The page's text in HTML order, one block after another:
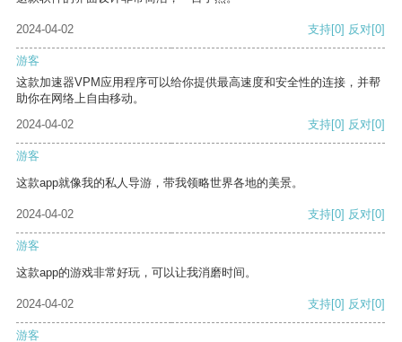
2024-04-02 支持[0] 反对[0]
游客
这款加速器VPM应用程序可以给你提供最高速度和安全性的连接，并帮
助你在网络上自由移动。
2024-04-02
支持[0] 反对[0]
游客
这款app就像我的私人导游，带我领略世界各地的美景。
2024-04-02 支持[0] 反对[0]
游客
这款app的游戏非常好玩，可以让我消磨时间。
2024-04-02 支持[0] 反对[0]
游客